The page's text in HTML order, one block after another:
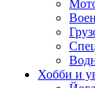
Хобби и